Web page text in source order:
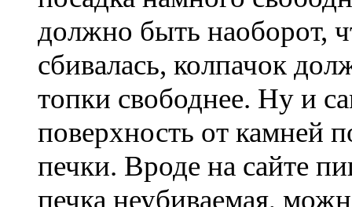
должно быть наоборот,
сбивалась, колпачок
топки свободнее. Ну и
поверхность от камней
печки. Вроде на сайте
печка неубиваемая,